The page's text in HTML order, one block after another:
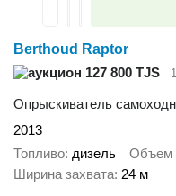
Berthoud Raptor
127 800 TJS
Опрыскиватель
2013
Топливо дизель Объем
Ширина захвата 24 м